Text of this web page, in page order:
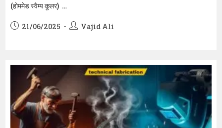
(होममेड स्वैम्प कूलर) …
Post21/06/2025
PostVajid Ali